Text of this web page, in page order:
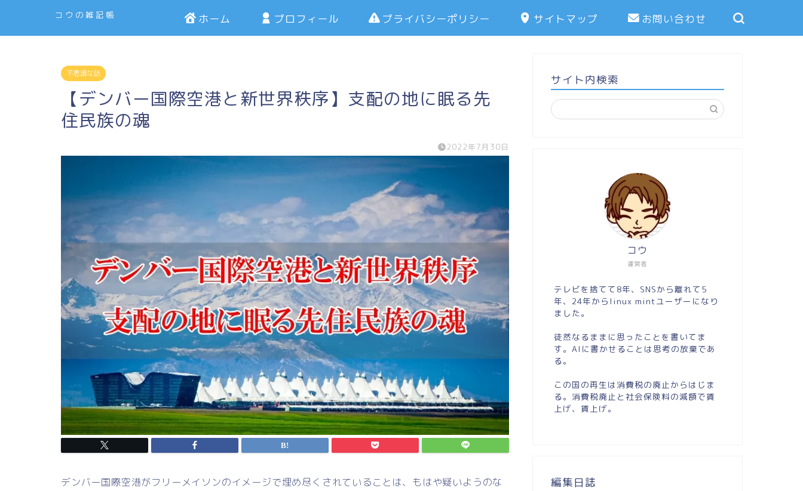
コウの雑記帳 ホーム プロフィール プライバシーポリシー サイトマップ お問い合わせ
不思議な話
【デンバー国際空港と新世界秩序】支配の地に眠る先
住民族の魂
2022年7月30日
デンバー国際空港がフリーメイソンのイメージで埋め尽くされていることは、もはや疑いようのな
サイト内検索
運営者
コウ
テレビを捨てて8年、SNSから離れて5
年、24年からlinux mintユーザーになり
ました。
徒然なるままに思ったことを書いてま
す。AIに書かせることは思考の放棄であ
る。
この国の再生は消費税の廃止からはじま
る。消費税廃止と社会保険料の減額で賃
上げ、賃上げ。
編集日誌